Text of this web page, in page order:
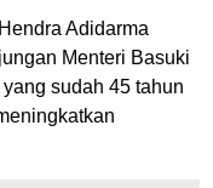
Adidarma
Menteri Basuki
sudah 45 tahun